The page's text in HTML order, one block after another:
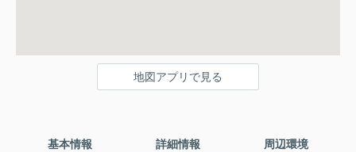
地図アプリで見る
基本情報 詳細情報 周辺環境